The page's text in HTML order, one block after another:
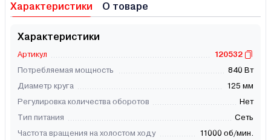
Характеристики О товаре
Характеристики
Артикул
120532
Потребляемая мощность
840 Вт
Диаметр круга
125 мм
Регулировка количества оборотов
Нет
Тип питания
Сеть
Частота вращения на холостом ходу
11000 об/мин.